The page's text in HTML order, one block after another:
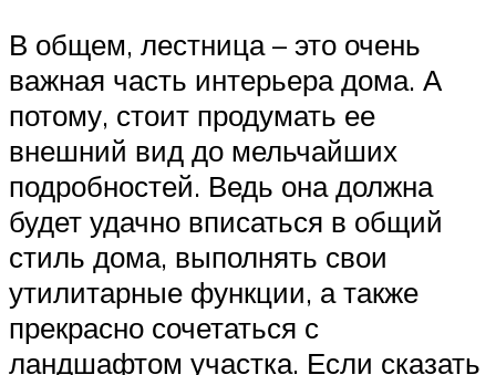
В общем, лестница – это очень
важная часть интерьера дома. А
потому, стоит продумать ее
внешний вид до мельчайших
подробностей. Ведь она должна
будет удачно вписаться в общий
стиль дома, выполнять свои
утилитарные функции, а также
прекрасно сочетаться с
ландшафтом участка. Если сказать